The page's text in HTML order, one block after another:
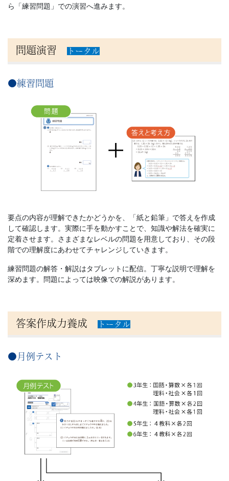
す
る
こ
と
ま
す。
ら「練習問題」での演習へ進みます。
問題演習 トータル
●練習問題
要点の内容が理解できたかどうかを、「紙と鉛筆」で答えを作成
して確認します。実際に手を動かすことで、知識や解法を確実に
定着させます。さまざまなレベルの問題を用意しており、その段
階での理解度にあわせてチャレンジしていきます。
練習問題の解答・解説はタブレットに配信。丁寧な説明で理解を
深めます。問題によっては映像での解説があります。
答案作成力養成 トータル
●月例テスト